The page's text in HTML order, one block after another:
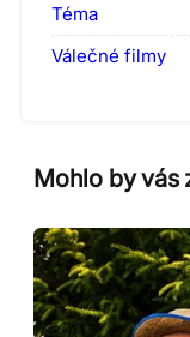
Téma
Válečné filmy
Mohlo by vás